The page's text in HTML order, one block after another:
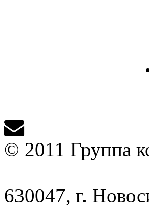
© 2011 Группа
630047, г.